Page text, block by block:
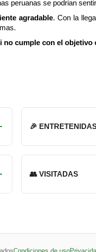
peruanas se podrian
agradable. Con la
no cumple con el
🎉
👥 VISITADAS